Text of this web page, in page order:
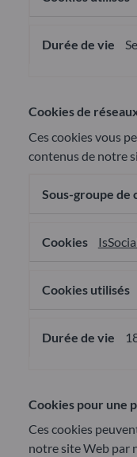
Cookies de
Ces cookies vous
contenus de notre
Cookies pour une
Ces cookies
notre site Web par